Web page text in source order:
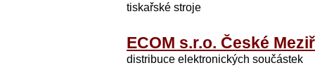
tiskařské stroje
ECOM s.r.o. České
distribuce elektronických součástek